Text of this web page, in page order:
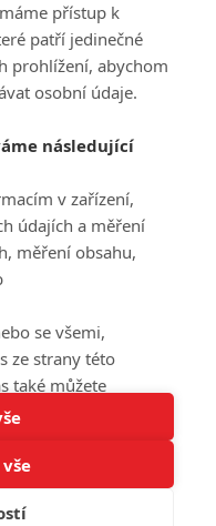
PŘIHLÁSIT
REGISTROVAT
mailserialy@fandimefilmu.cz
napište nám na e-mail
cookies |Pravidla webu
/ All rights reserved /
2073/57, Stodůlky, 155
přístup k
patří jedinečné
prohlížení, abychom
osobní údaje.
následující
v zařízení,
údajích a měření
měření obsahu,
se všemi,
ze strany této
také můžete
vám na stránce
funkce.
pouze na
a odvolání
stránce s